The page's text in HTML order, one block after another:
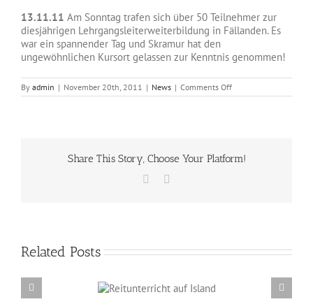
13.11.11 Am Sonntag trafen sich über 50 Teilnehmer zur
diesjährigen Lehrgangsleiterweiterbildung in Fällanden. Es
war ein spannender Tag und Skramur hat den
ungewöhnlichen Kursort gelassen zur Kenntnis genommen!
By admin | November 20th, 2011 | News | Comments Offon
IPVCH
Share This Story, Choose Your Platform!
Facebook
Related Posts
auf
Erzählabende mit Eve Barmettler und Ewald